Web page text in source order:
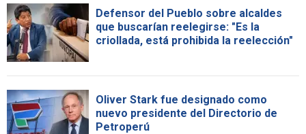
Defensor del Pueblo sobre alcaldes
que buscarían reelegirse: "Es la
criollada, está prohibida la reelección"
Oliver Stark fue designado como
nuevo presidente del Directorio de
Petroperú